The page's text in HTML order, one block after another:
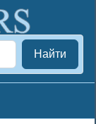
Найти